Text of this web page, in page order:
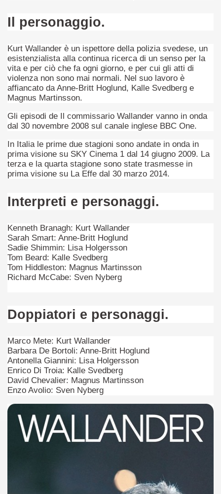
Il personaggio.
Kurt Wallander è un ispettore della polizia svedese, un
esistenzialista alla continua ricerca di un senso per la
vita e per ciò che fa ogni giorno, e per cui gli atti di
violenza non sono mai normali. Nel suo lavoro è
affiancato da Anne-Britt Hoglund, Kalle Svedberg e
Magnus Martinsson.
Gli episodi de Il commissario Wallander vanno in onda
dal 30 novembre 2008 sul canale inglese BBC One.
In Italia le prime due stagioni sono andate in onda in
prima visione su SKY Cinema 1 dal 14 giugno 2009. La
terza e la quarta stagione sono state trasmesse in
prima visione su La Effe dal 30 marzo 2014.
Interpreti e personaggi.
Kenneth Branagh: Kurt Wallander
Sarah Smart: Anne-Britt Hoglund
Sadie Shimmin: Lisa Holgersson
Tom Beard: Kalle Svedberg
Tom Hiddleston: Magnus Martinsson
Richard McCabe: Sven Nyberg
Doppiatori e personaggi.
Marco Mete: Kurt Wallander
Barbara De Bortoli: Anne-Britt Hoglund
Antonella Giannini: Lisa Holgersson
Enrico Di Troia: Kalle Svedberg
David Chevalier: Magnus Martinsson
Enzo Avolio: Sven Nyberg
Se Ti Piacciono nel mese di Luglio 2013.
e suspense a cui fa da sfondo il retroscena della
e suspense a cui fa da sfondo il retroscena della
Se Ti Piacciono nel mese di Settembre 2013.
Se Ti Piacciono nel mese di Dicembre 2013.
Scorsese
David Lynch
classico
un esempio di film noir moderno
è riuscito a tenere alto il proprio nome, è anche
nella storia del cinema